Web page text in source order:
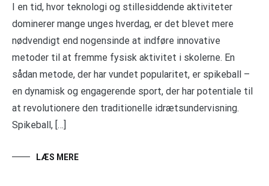
I en tid, hvor teknologi og stillesiddende aktiviteter
dominerer mange unges hverdag, er det blevet mere
nødvendigt end nogensinde at indføre innovative
metoder til at fremme fysisk aktivitet i skolerne. En
sådan metode, der har vundet popularitet, er spikeball –
en dynamisk og engagerende sport, der har potentiale til
at revolutionere den traditionelle idrætsundervisning.
Spikeball, […]
LÆS MERE